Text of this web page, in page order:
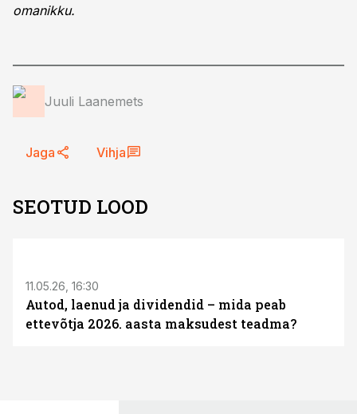
omanikku.
Juuli Laanemets
Jaga Vihja
SEOTUD LOOD
11.05.26, 16:30
Autod, laenud ja dividendid – mida peab
ettevõtja 2026. aasta maksudest teadma?